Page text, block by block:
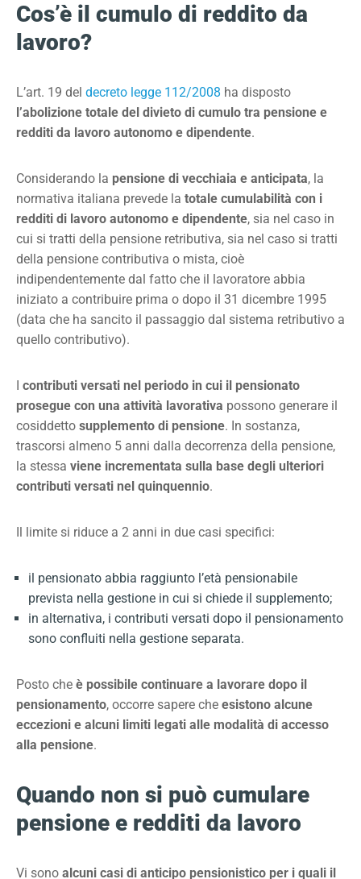
Cos’è il cumulo di reddito da
lavoro?
L’art. 19 del decreto legge 112/2008 ha disposto
l’abolizione totale del divieto di cumulo tra pensione e
redditi da lavoro autonomo e dipendente.
Considerando la pensione di vecchiaia e anticipata, la
normativa italiana prevede la totale cumulabilità con i
redditi di lavoro autonomo e dipendente, sia nel caso in
cui si tratti della pensione retributiva, sia nel caso si tratti
della pensione contributiva o mista, cioè
indipendentemente dal fatto che il lavoratore abbia
iniziato a contribuire prima o dopo il 31 dicembre 1995
(data che ha sancito il passaggio dal sistema retributivo a
quello contributivo).
contributi versati nel periodo in cui il pensionato
prosegue con una attività lavorativa possono generare il
cosiddetto supplemento di pensione. In sostanza,
trascorsi almeno 5 anni dalla decorrenza della pensione,
la stessa viene incrementata sulla base degli ulteriori
contributi versati nel quinquennio.
Il limite si riduce a 2 anni in due casi specifici:
il pensionato abbia raggiunto l’età pensionabile
prevista nella gestione in cui si chiede il supplemento;
in alternativa, i contributi versati dopo il pensionamento
sono confluiti nella gestione separata.
Posto che è possibile continuare a lavorare dopo il
pensionamento, occorre sapere che esistono alcune
eccezioni e alcuni limiti legati alle modalità di accesso
alla pensione.
Quando non si può cumulare
pensione e redditi da lavoro
Vi sono alcuni casi di anticipo pensionistico per i quali il